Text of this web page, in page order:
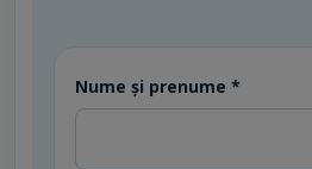
Website
Nume și prenume *